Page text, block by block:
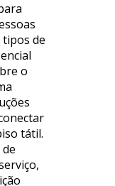
tipos de
o
tátil.